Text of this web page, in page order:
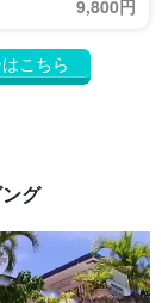
9,800円
こちら
グ